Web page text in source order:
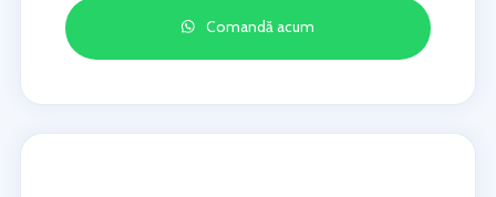
Comandă acum